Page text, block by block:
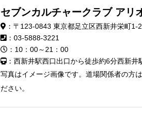
セブンカルチャークラブ アリ
：〒123-0843 東京都足立区西新井栄町1-
：03-5888-3221
：10：00～21：00
：西新井駅西口出口から徒歩約6分西新井
写真はイメージ画像です。道場関係者の方
ださい。